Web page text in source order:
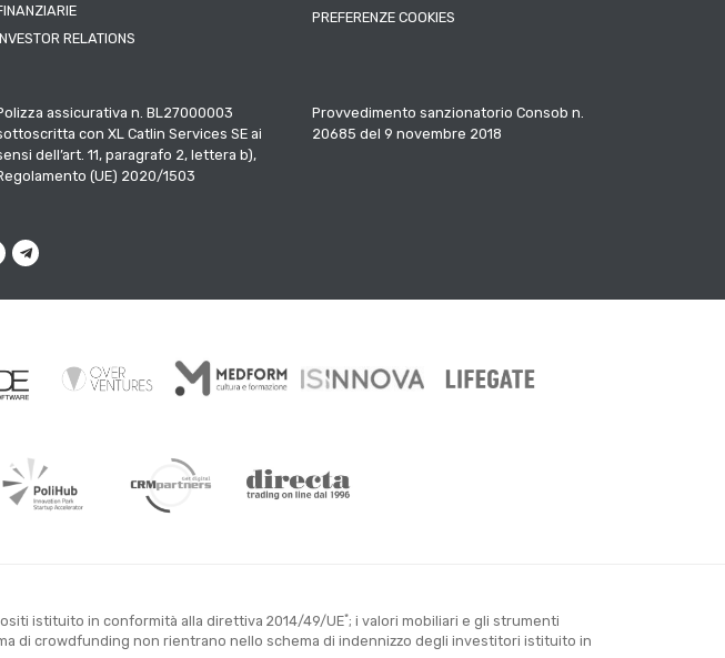
RELATIONS
PREFERENZE COOKIES
assicurativa n. BL27000003
con XL Catlin Services SE ai
dell’art. 11, paragrafo 2, lettera b),
(UE) 2020/1503
Provvedimento sanzionatorio Consob n.
20685 del 9 novembre 2018
istituito in conformità alla direttiva 2014/49/UE*; i valori mobiliari e gli strumenti
di crowdfunding non rientrano nello schema di indennizzo degli investitori istituito in